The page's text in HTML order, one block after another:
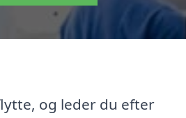
og leder du efter